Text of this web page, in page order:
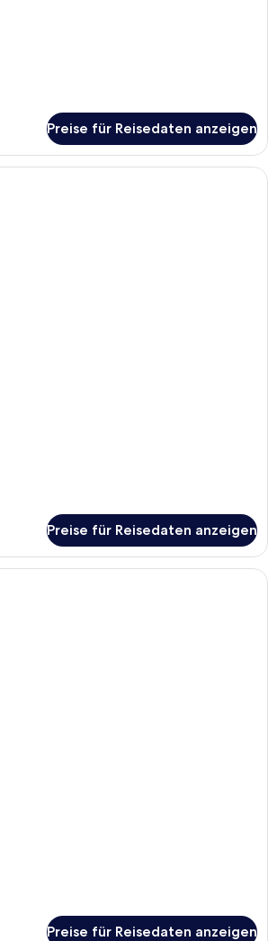
Preise für Reisedaten anzeigen
Preise für Reisedaten anzeigen
Preise für Reisedaten anzeigen